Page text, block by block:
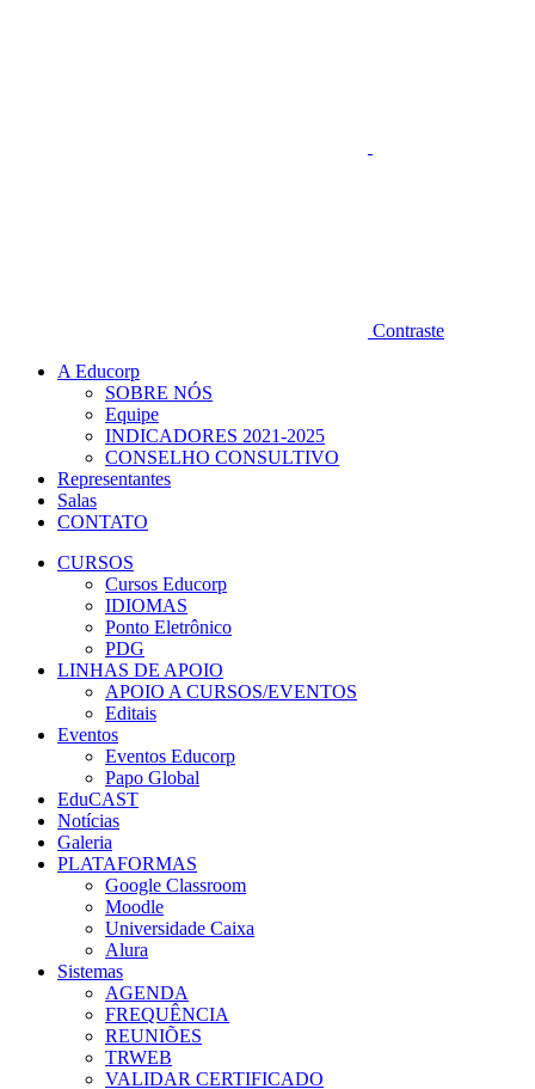
Contraste
A Educorp
SOBRE NÓS
Equipe
INDICADORES 2021-2025
CONSELHO CONSULTIVO
Representantes
Salas
CONTATO
CURSOS
Cursos Educorp
IDIOMAS
Ponto Eletrônico
PDG
LINHAS DE APOIO
APOIO A CURSOS/EVENTOS
Editais
Eventos
Eventos Educorp
Papo Global
EduCAST
Notícias
Galeria
PLATAFORMAS
Google Classroom
Moodle
Universidade Caixa
Alura
Sistemas
AGENDA
FREQUÊNCIA
REUNIÕES
TRWEB
VALIDAR CERTIFICADO